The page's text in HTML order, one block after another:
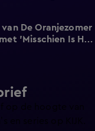
De Oranjezomer
'Misschien Is Het
op de hoogte van